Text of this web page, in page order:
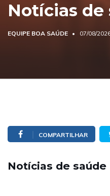
Notícias de
EQUIPE BOA SAÚDE 07/08/
COMPARTILHAR
Notícias de saúde